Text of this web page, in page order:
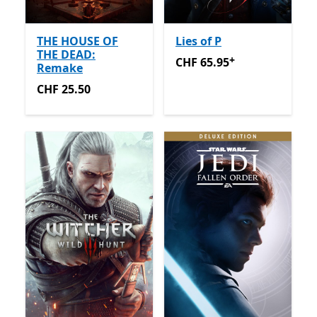
THE HOUSE OF
THE DEAD:
Remake
CHF 25.50
CHF 25.50
Lies of P
CHF 65.95Enthält In-App-
CHF 65.95+